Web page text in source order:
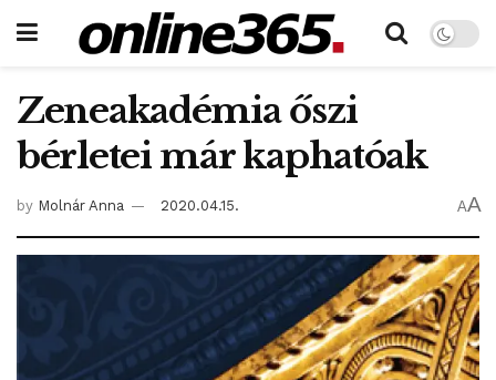
Zeneakadémia őszi
bérletei már kaphatóak
by Molnár Anna 2020.04.15. AA